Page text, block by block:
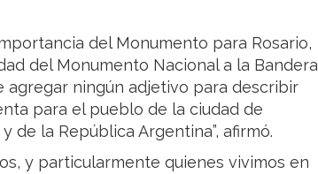
del Monumento para Rosario,
del Monumento Nacional a la Bandera
agregar ningún adjetivo para describir
para el pueblo de la ciudad de
de la República Argentina”, afirmó.
y particularmente quienes vivimos en